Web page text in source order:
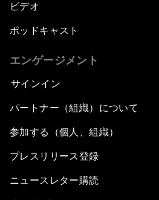
ビデオ
ポッドキャスト
エンゲージメント
サインイン
パートナー（組織）について
参加する（個人、組織）
プレスリリース登録
ニュースレター購読